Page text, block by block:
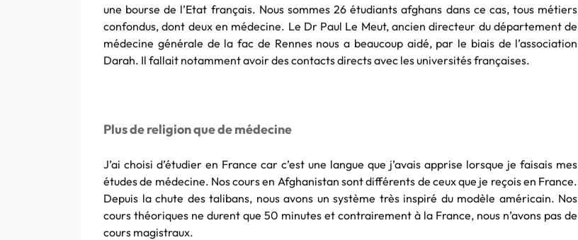
une bourse de l’Etat français. Nous sommes 26 étudiants afghans dans ce cas, tous métiers
confondus, dont deux en médecine. Le Dr Paul Le Meut, ancien directeur du département de
médecine générale de la fac de Rennes nous a beaucoup aidé, par le biais de l’association
Darah. Il fallait notamment avoir des contacts directs avec les universités françaises.
Plus de religion que de médecine
J’ai choisi d’étudier en France car c’est une langue que j’avais apprise lorsque je faisais mes
études de médecine. Nos cours en Afghanistan sont différents de ceux que je reçois en France.
Depuis la chute des talibans, nous avons un système très inspiré du modèle américain. Nos
cours théoriques ne durent que 50 minutes et contrairement à la France, nous n’avons pas de
cours magistraux.